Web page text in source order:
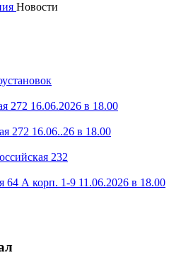
Новости
272 16.06.2026 в 18.00
272 16.06..26 в 18.00
232
64 А корп. 1-9 11.06.2026 в 18.00